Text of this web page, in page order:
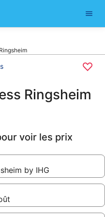
Ringsheim
voir les prix
by IHG